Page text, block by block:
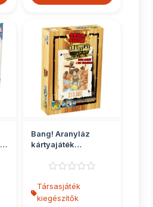
Bang! Aranyláz
kártyajáték
Társasjáték
kiegészítők